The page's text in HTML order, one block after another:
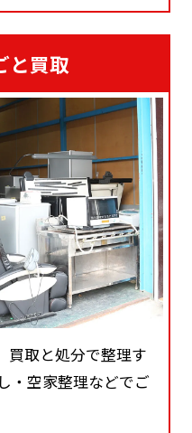
と買取
買取と処分で整理す
・空家整理などでご